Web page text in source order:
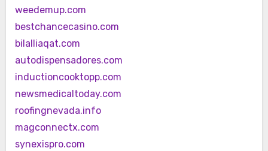
weedemup.com
bestchancecasino.com
bilalliaqat.com
autodispensadores.com
inductioncooktopp.com
newsmedicaltoday.com
roofingnevada.info
magconnectx.com
synexispro.com